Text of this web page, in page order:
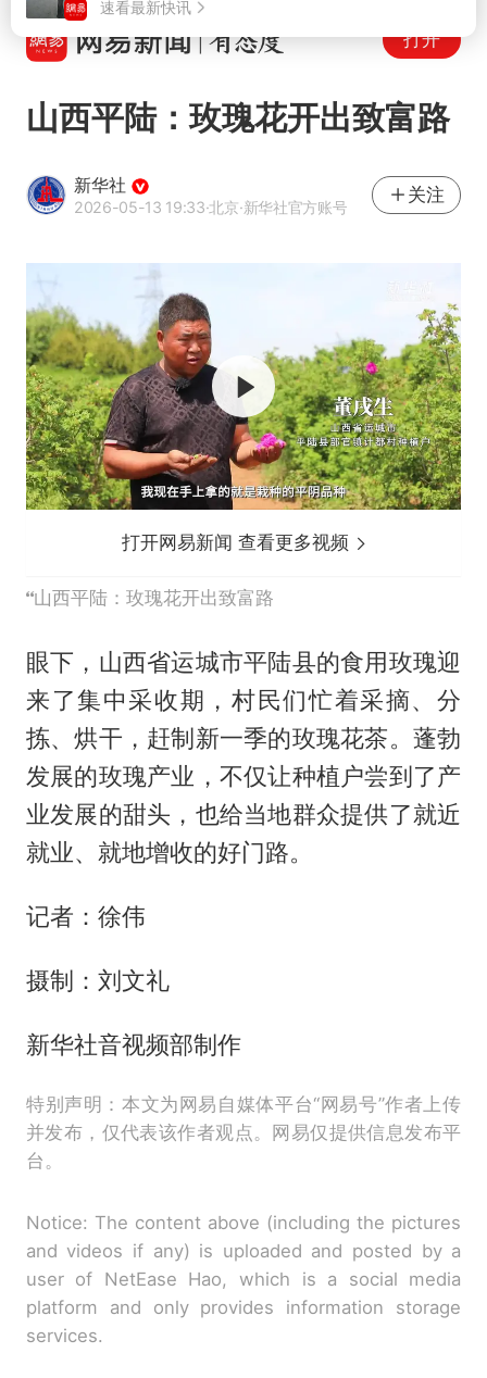
打开
山西平陆：玫瑰花开出致富路
新华社
2026-05-13 19:33·北京·新华社官方账号
关注
打开网易新闻 查看更多视频
山西平陆：玫瑰花开出致富路
眼下，山西省运城市平陆县的食用玫瑰迎
来了集中采收期，村民们忙着采摘、分
拣、烘干，赶制新一季的玫瑰花茶。蓬勃
发展的玫瑰产业，不仅让种植户尝到了产
业发展的甜头，也给当地群众提供了就近
就业、就地增收的好门路。
记者：徐伟
摄制：刘文礼
新华社音视频部制作
特别声明：本文为网易自媒体平台“网易号”作者上传
并发布，仅代表该作者观点。网易仅提供信息发布平
台。
Notice: The content above (including the pictures
and videos if any) is uploaded and posted by a
user of NetEase Hao, which is a social media
platform and only provides information storage
services.